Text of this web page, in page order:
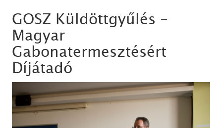
GOSZ Küldöttgyűlés -
Magyar
Gabonatermesztésért
Díjátadó